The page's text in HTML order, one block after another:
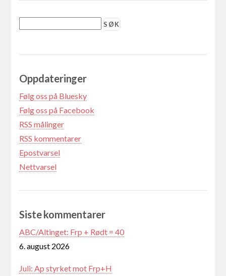
Oppdateringer
Følg oss på Bluesky
Følg oss på Facebook
RSS målinger
RSS kommentarer
Epostvarsel
Nettvarsel
Siste kommentarer
ABC/Altinget: Frp + Rødt = 40
6. august 2026
Juli: Ap styrket mot Frp+H